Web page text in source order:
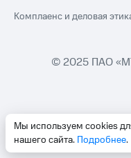
Мы используем cookies
нашего сайта. Подробнее.
Комплаенс и деловая
© 2025 ПАО